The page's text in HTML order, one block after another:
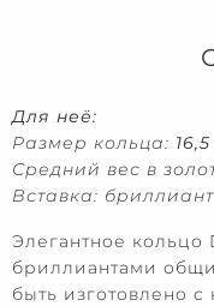
Для неё:
Размер кольца:
Средний вес в
Вставка: бриллиант
Элегантное кольцо
бриллиантами
быть изготовлено с